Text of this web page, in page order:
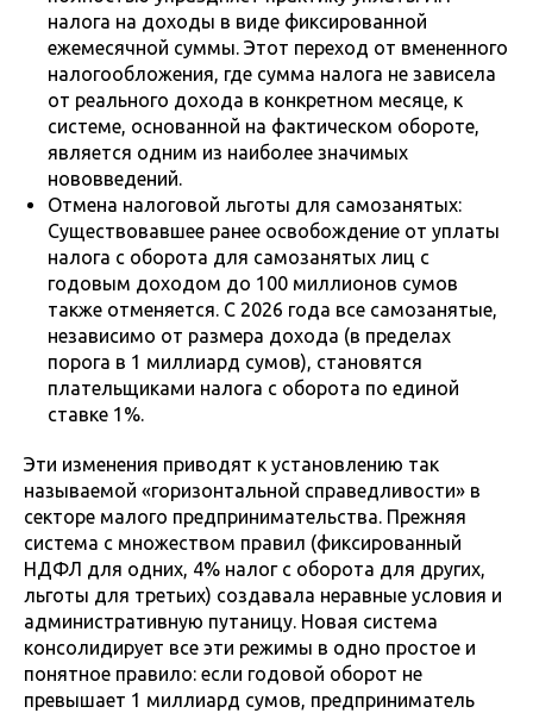
налога на доходы в виде фиксированной
ежемесячной суммы. Этот переход от вмененного
налогообложения, где сумма налога не зависела
от реального дохода в конкретном месяце, к
системе, основанной на фактическом обороте,
является одним из наиболее значимых
нововведений.
Отмена налоговой льготы для самозанятых:
Существовавшее ранее освобождение от уплаты
налога с оборота для самозанятых лиц с
годовым доходом до 100 миллионов сумов
также отменяется. С 2026 года все самозанятые,
независимо от размера дохода (в пределах
порога в 1 миллиард сумов), становятся
плательщиками налога с оборота по единой
ставке 1%.
Эти изменения приводят к установлению так
называемой «горизонтальной справедливости» в
секторе малого предпринимательства. Прежняя
система с множеством правил (фиксированный
НДФЛ для одних, 4% налог с оборота для других,
льготы для третьих) создавала неравные условия и
административную путаницу. Новая система
консолидирует все эти режимы в одно простое и
понятное правило: если годовой оборот не
превышает 1 миллиард сумов, предприниматель